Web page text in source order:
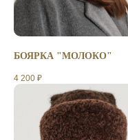
БОЯРКА "МОЛОКО"
4 200 ₽